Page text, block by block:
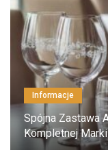
Informacje
Spójna Zastawa
Kompletnej Marki